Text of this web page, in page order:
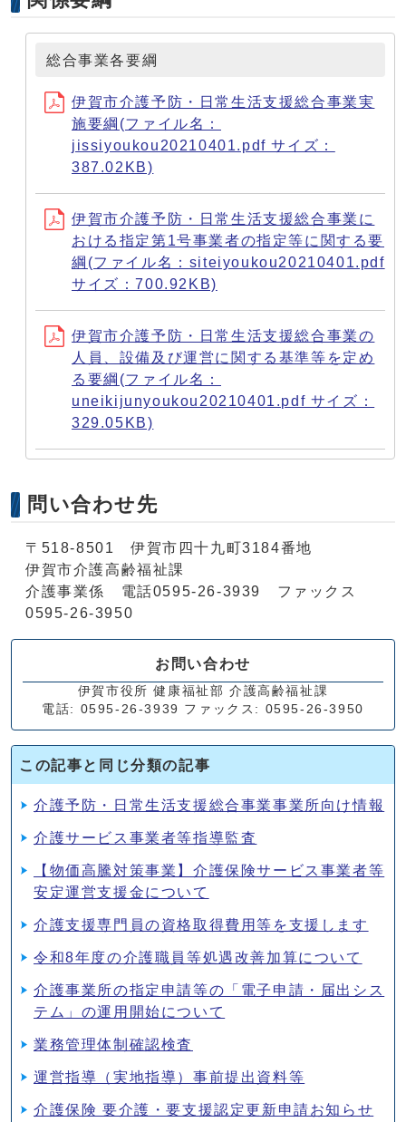
総合事業各要綱
伊賀市介護予防・日常生活支援総合事業実
施要綱(ファイル名：
jissiyoukou20210401.pdf サイズ：
387.02KB)
伊賀市介護予防・日常生活支援総合事業に
おける指定第1号事業者の指定等に関する要
綱(ファイル名：siteiyoukou20210401.pdf
サイズ：700.92KB)
伊賀市介護予防・日常生活支援総合事業の
人員、設備及び運営に関する基準等を定め
る要綱(ファイル名：
uneikijunyoukou20210401.pdf サイズ：
329.05KB)
問い合わせ先
〒518-8501 伊賀市四十九町3184番地
伊賀市介護高齢福祉課
介護事業係 電話0595-26-3939 ファックス
0595-26-3950
お問い合わせ
伊賀市役所 健康福祉部 介護高齢福祉課
電話: 0595-26-3939 ファックス: 0595-26-3950
この記事と同じ分類の記事
介護予防・日常生活支援総合事業事業所向け情報
介護サービス事業者等指導監査
【物価高騰対策事業】介護保険サービス事業者等
安定運営支援金について
介護支援専門員の資格取得費用等を支援します
令和8年度の介護職員等処遇改善加算について
介護事業所の指定申請等の「電子申請・届出シス
テム」の運用開始について
業務管理体制確認検査
運営指導（実地指導）事前提出資料等
介護保険 要介護・要支援認定更新申請お知らせ